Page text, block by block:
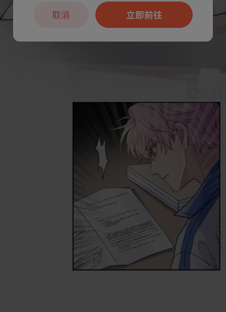
立即前往
取消